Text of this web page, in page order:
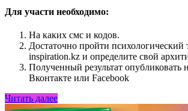
Для участи необходимо:
На каких смс и кодов.
Достаточно пройти психологический
inspiration.kz и определите свой
Полученный результат опубликовать
Вконтакте или Facebook
Читать далее